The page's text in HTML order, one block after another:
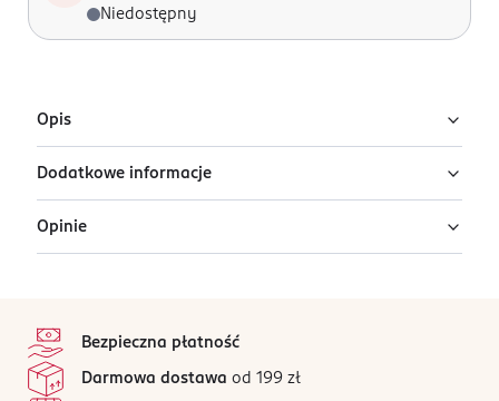
Niedostępny
Opis
Zestaw prezentowy biżuterii.
Dodatkowe informacje
PRODUCENT/PODMIOT ODPOWIEDZIALNY
Avanti - Marczyk Sp.J.
Łódź
avanti@avantifashion.com
426407210
Opinie
Jak działają opinie?
Bezpieczna płatność
Darmowa dostawa od 199 zł